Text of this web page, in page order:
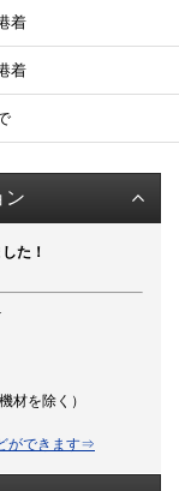
着
着
ン
た！
材を除く）
ができます⇒